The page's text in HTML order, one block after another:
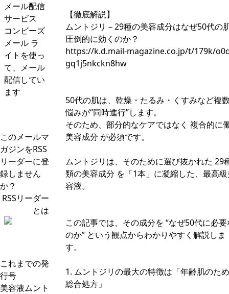
メール配信
サービス
コンビーズ
メール ラ
イトを使っ
て、メール
配信してい
ます
このメールマ
ガジンをRSS
リーダーに登
録しません
か？
RSSリーダー
とは
これまでの発
行号
美容液ムント
【徹底解説】
ムントジリ－29種の美容成分はなぜ50代の
圧倒的に効くのか？
https://k.d.mail-magazine.co.jp/t/179k/
gq1j5nkckn8hw
50代の肌は、乾燥・たるみ・くすみなど複
悩みが“同時進行”します。
そのため、部分的なケアではなく 複合的に
美容成分 が必須です。
ムントジリは、そのために選び抜かれた 29
類の美容成分 を「1本」に凝縮した、最高
容液。
この記事では、その成分を “なぜ50代に必
のか” という観点からわかりやすく解説しま
す。
1. ムントジリの最大の特徴は「年齢肌のた
総合処方」